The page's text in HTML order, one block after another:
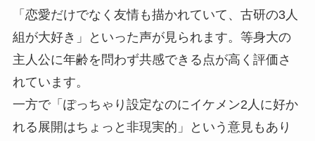
「恋愛だけでなく友情も描かれていて、古研の3人
組が大好き」といった声が見られます。等身大の
主人公に年齢を問わず共感できる点が高く評価さ
れています。
一方で「ぽっちゃり設定なのにイケメン2人に好か
れる展開はちょっと非現実的」という意見もあり